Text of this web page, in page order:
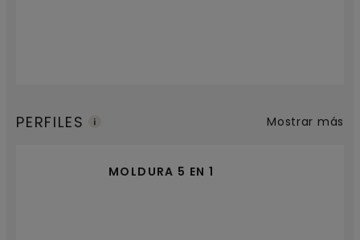
PERFILES
MOLDURA 5 EN 1
Mostrar más